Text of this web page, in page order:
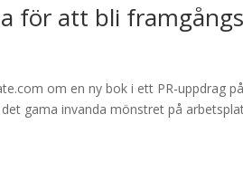
för att bli
om en ny bok i ett PR-uppdrag
gama invanda mönstret på